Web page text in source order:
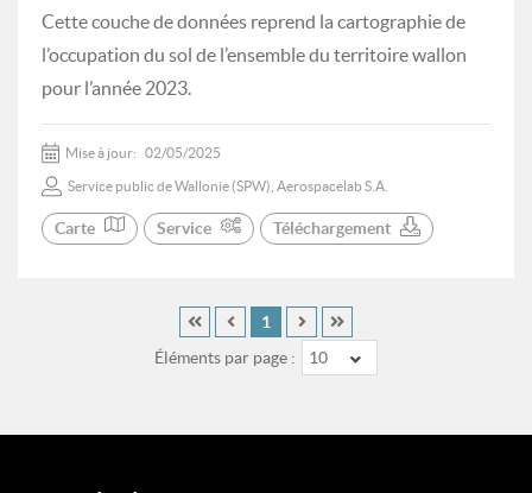
Cette couche de données reprend la cartographie de
l’occupation du sol de l’ensemble du territoire wallon
pour l’année 2023.
Mise à jour: 02/05/2025
Service public de Wallonie (SPW), Aerospacelab S.A.
Carte Service Téléchargement
Éléments par page : 10
1